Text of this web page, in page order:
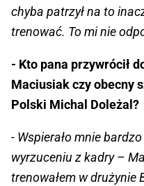
chyba patrzył na to
trenować. To mi nie
- Kto pana przywrócił
Maciusiak czy obecny
Polski Michal Doleżal?
- Wspierało mnie
wyrzuceniu z kadry –
trenowałem w drużynie